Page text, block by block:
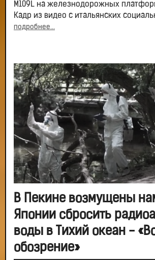
М109L на железнодорожных
Кадр из видео с итальянских
подробнее...
В Пекине возмущены
Японии сбросить
воды в Тихий океан -
обозрение»